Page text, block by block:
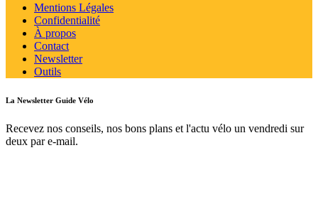
Mentions Légales
Confidentialité
À propos
Contact
Newsletter
Outils
La Newsletter Guide Vélo
Recevez nos conseils, nos bons plans et l'actu vélo un vendredi sur
deux par e-mail.